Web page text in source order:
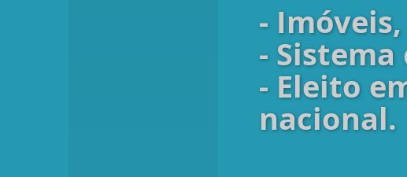
-
-
- Eleito
nacional.